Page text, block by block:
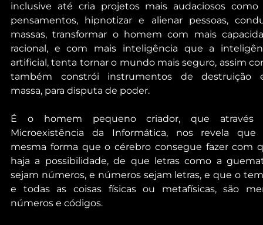
inclusive até cria projetos mais audaciosos como
pensamentos, hipnotizar e alienar pessoas,
massas, transformar o homem com mais
racional, e com mais inteligência que a
artificial, tenta tornar o mundo mais seguro, assim
também constrói instrumentos de destruição
massa, para disputa de poder.
É o homem pequeno criador, que através
Microexistência da Informática, nos revela que
mesma forma que o cérebro consegue fazer com
haja a possibilidade, de que letras como a
sejam números, e números sejam letras, e que o
e todas as coisas físicas ou metafísicas, são
números e códigos.